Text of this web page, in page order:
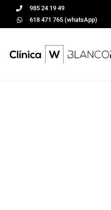
985 24 19 49
618 471 765 (whatsApp)